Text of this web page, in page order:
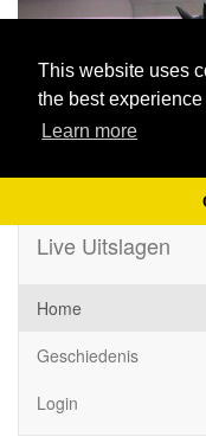
This website uses
the best
Learn more
Previous
Live Uitslagen
Home
Geschiedenis
Login